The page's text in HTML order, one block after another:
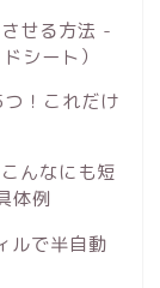
せる方法 -
シート）
！これだけ
んなにも短
体例
ルで半自動